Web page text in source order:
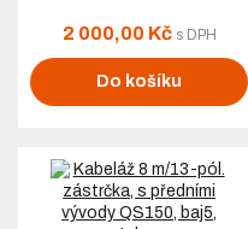
2 000,00 Kč s DPH
Do košíku